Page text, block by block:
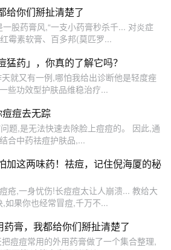
给你们掰扯清楚了
股药膏风,“一支小药膏秒杀千... 对炎症
霉素软膏、百多邦(莫匹罗...
药」，你真的了解它吗？
就又有一例,哪怕我给出诊断他是轻度痤
些功效型护肤品维稳治疗...
痘去无踪
题,是无法快速去除脸上痘痘的。 因此,通
合中药祛痘护肤品,...
加这两味药！祛痘，记住倪海厦的秘
疮,一身忧伤!长痘痘太让人崩溃... 教给大
如果你也经常冒痘,千万不...
膏，我都给你们掰扯清楚了
痘痘常用的外用药膏做了一个集合整理,